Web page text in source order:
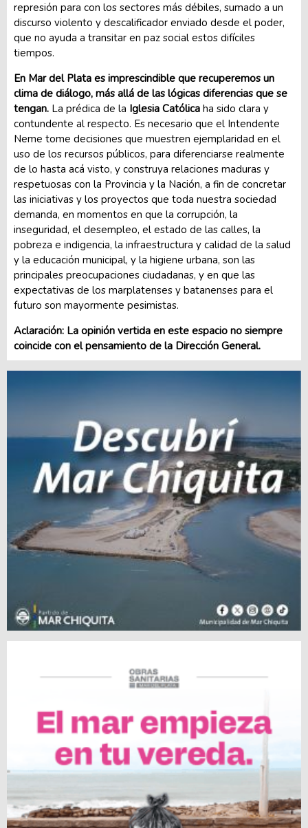
represión para con los sectores más débiles, sumado a un
discurso violento y descalificador enviado desde el poder,
que no ayuda a transitar en paz social estos difíciles
tiempos.
En Mar del Plata es imprescindible que recuperemos un
clima de diálogo, más allá de las lógicas diferencias que se
tengan. La prédica de la Iglesia Católica ha sido clara y
contundente al respecto. Es necesario que el Intendente
Neme tome decisiones que muestren ejemplaridad en el
uso de los recursos públicos, para diferenciarse realmente
de lo hasta acá visto, y construya relaciones maduras y
respetuosas con la Provincia y la Nación, a fin de concretar
las iniciativas y los proyectos que toda nuestra sociedad
demanda, en momentos en que la corrupción, la
inseguridad, el desempleo, el estado de las calles, la
pobreza e indigencia, la infraestructura y calidad de la salud
y la educación municipal, y la higiene urbana, son las
principales preocupaciones ciudadanas, y en que las
expectativas de los marplatenses y batanenses para el
futuro son mayormente pesimistas.
Aclaración: La opinión vertida en este espacio no siempre
coincide con el pensamiento de la Dirección General.